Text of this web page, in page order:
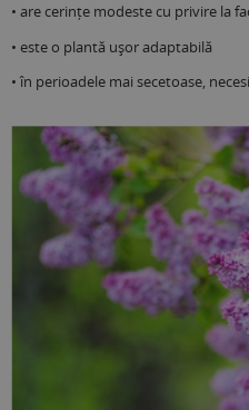
• are cerințe modeste cu privire la
• este o plantă ușor adaptabilă
• în perioadele mai secetoase,